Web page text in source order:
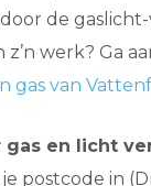
de
z’n werk? Ga
gas van
en licht
postcode in